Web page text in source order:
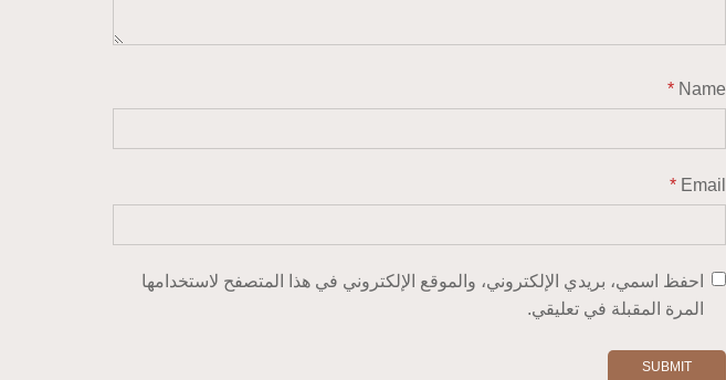
Name
*
Email
*
احفظ اسمي، بريدي الإلكتروني، والموقع الإلكتروني في هذا المتصفح لاستخدامها
المرة المقبلة في تعليقي.